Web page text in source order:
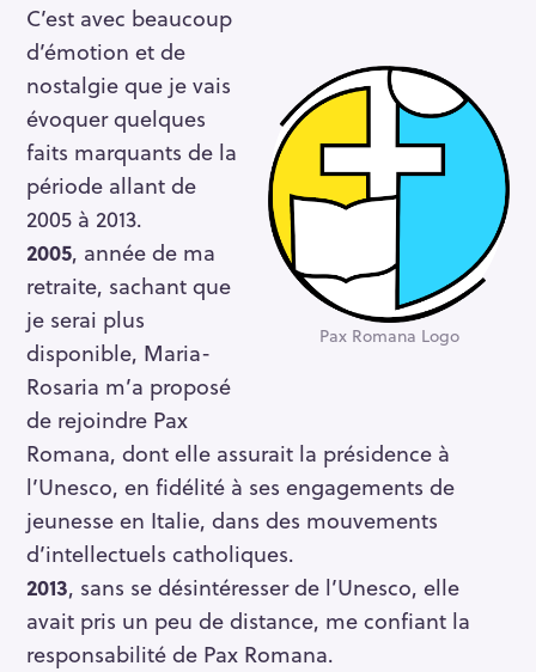
Pax Romana Logo
C’est avec beaucoup
d’émotion et de
nostalgie que je vais
évoquer quelques
faits marquants de la
période allant de
2005 à 2013.
2005, année de ma
retraite, sachant que
je serai plus
disponible, Maria-
Rosaria m’a proposé
de rejoindre Pax
Romana, dont elle assurait la présidence à
l’Unesco, en fidélité à ses engagements de
jeunesse en Italie, dans des mouvements
d’intellectuels catholiques.
2013, sans se désintéresser de l’Unesco, elle
avait pris un peu de distance, me confiant la
responsabilité de Pax Romana.